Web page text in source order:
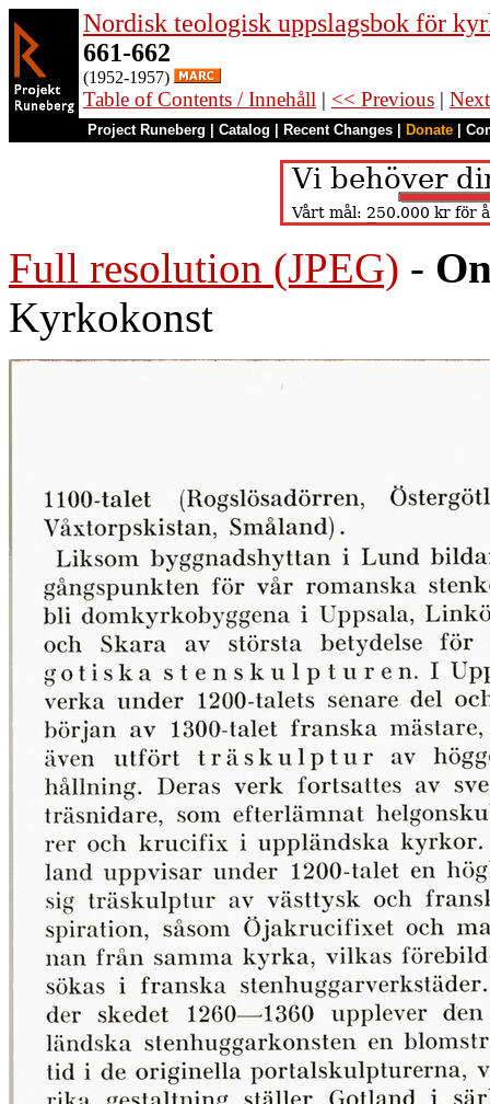
Nordisk teologisk uppslagsbok för
661-662
(1952-1957)
Table of Contents / Innehåll | << Previous |
Project Runeberg Catalog Recent Changes Donate
Full resolution (JPEG) -
Kyrkokonst